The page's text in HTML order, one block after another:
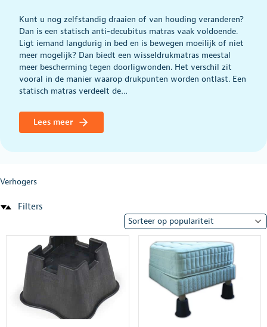
Kunt u nog zelfstandig draaien of van houding veranderen?
Dan is een statisch anti-decubitus matras vaak voldoende.
Ligt iemand langdurig in bed en is bewegen moeilijk of niet
meer mogelijk? Dan biedt een wisseldrukmatras meestal
meer bescherming tegen doorligwonden. Het verschil zit
vooral in de manier waarop drukpunten worden ontlast. Een
statisch matras verdeelt de…
Lees meer
Verhogers
Filters